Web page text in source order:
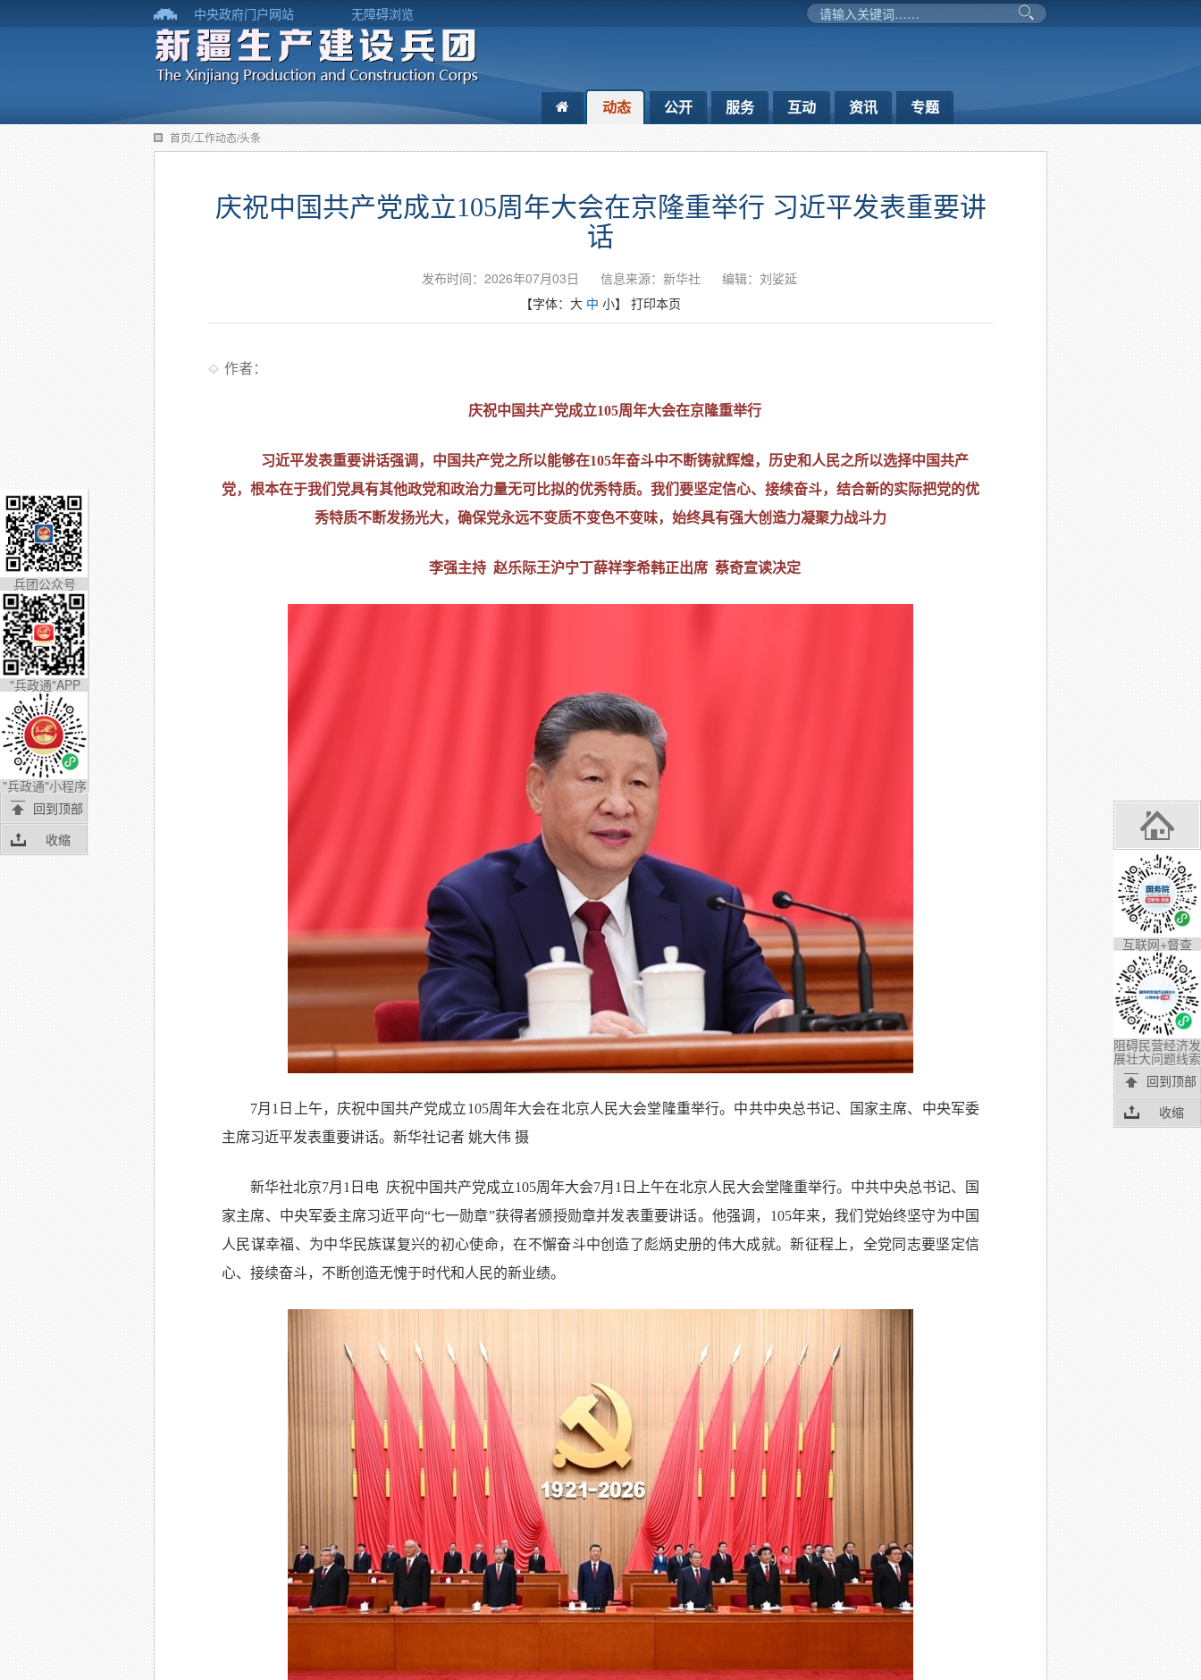
中央政府门户网站 无障碍浏览
动态 公开 服务 互动 资讯 专题
首页/工作动态/头条
庆祝中国共产党成立105周年大会在京隆重举行 习近平发表重要讲
话
发布时间：2026年07月03日 信息来源：新华社
编辑：刘娑延
【字体： 大 中 小】 打印本页
作者：
庆祝中国共产党成立105周年大会在京隆重举行
习近平发表重要讲话强调，中国共产党之所以能够在105年奋斗中不断铸就辉煌，历史和人民之所以选择中国共产
党，根本在于我们党具有其他政党和政治力量无可比拟的优秀特质。我们要坚定信心、接续奋斗，结合新的实际把党的优
秀特质不断发扬光大，确保党永远不变质不变色不变味，始终具有强大创造力凝聚力战斗力
李强主持 赵乐际王沪宁丁薛祥李希韩正出席 蔡奇宣读决定
7月1日上午，庆祝中国共产党成立105周年大会在北京人民大会堂隆重举行。中共中央总书记、国家主席、中央军委
主席习近平发表重要讲话。新华社记者 姚大伟 摄
新华社北京7月1日电 庆祝中国共产党成立105周年大会7月1日上午在北京人民大会堂隆重举行。中共中央总书记、国
家主席、中央军委主席习近平向“七一勋章”获得者颁授勋章并发表重要讲话。他强调，105年来，我们党始终坚守为中国
人民谋幸福、为中华民族谋复兴的初心使命，在不懈奋斗中创造了彪炳史册的伟大成就。新征程上，全党同志要坚定信
心、接续奋斗，不断创造无愧于时代和人民的新业绩。
互联网+督查
阻碍民营经济发
展壮大问题线索
回到顶部
收缩
兵团公众号
"兵政通"APP
"兵政通"小程序
回到顶部
收缩